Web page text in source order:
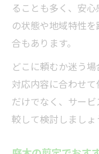
ることも多く、安
の状態や地域特性
合もあります。
どこに頼むか迷う
対応内容に合わせ
だけでなく、サー
較して検討しましょ